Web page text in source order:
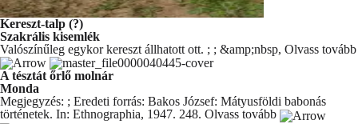
Kereszt-talp (?)
Szakrális kisemlék
Valószínűleg egykor kereszt állhatott ott. ; ; &amp;nbsp, Olvass tovább
A tésztát őrlő molnár
Monda
Megjegyzés: ; Eredeti forrás: Bakos József: Mátyusföldi babonás
történetek. In: Ethnographia, 1947. 248. Olvass tovább